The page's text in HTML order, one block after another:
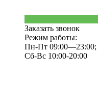
Заказать звонок
Режим работы:
Пн-Пт 09:00—23:00;
Сб-Вс 10:00-20:00